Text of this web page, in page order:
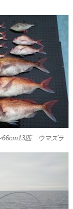
66cm13匹 ウマズラ